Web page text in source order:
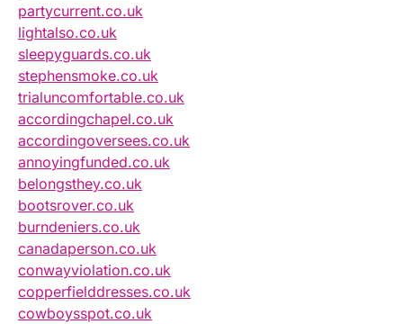
partycurrent.co.uk
lightalso.co.uk
sleepyguards.co.uk
stephensmoke.co.uk
trialuncomfortable.co.uk
accordingchapel.co.uk
accordingoversees.co.uk
annoyingfunded.co.uk
belongsthey.co.uk
bootsrover.co.uk
burndeniers.co.uk
canadaperson.co.uk
conwayviolation.co.uk
copperfielddresses.co.uk
cowboysspot.co.uk